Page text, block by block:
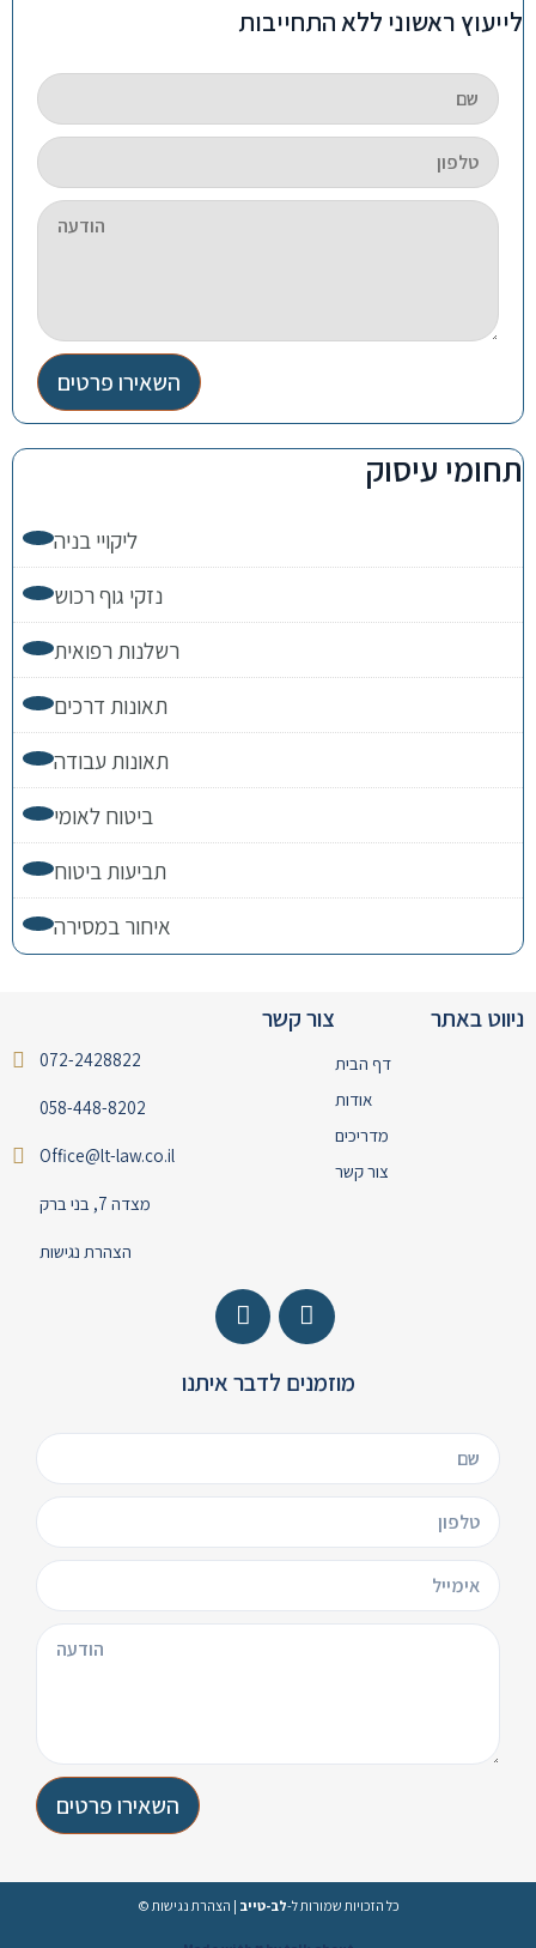
לייעוץ ראשוני ללא התחייבות
השאירו פרטים
תחומי עיסוק
ליקויי בניה
נזקי גוף רכוש
רשלנות רפואית
תאונות דרכים
תאונות עבודה
ביטוח לאומי
תביעות ביטוח
איחור במסירה
צור קשר
072-2428822
058-448-8202
Office@lt-law.co.il
מצדה 7, בני ברק
הצהרת נגישות
ניווט באתר
דף הבית
אודות
מדריכים
צור קשר
מוזמנים לדבר איתנו
השאירו פרטים
© כל הזכויות שמורות ל-לב-טייב | הצהרת נגישות